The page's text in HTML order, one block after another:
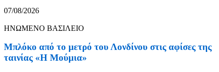
07/08/2026
ΗΝΩΜΕΝΟ ΒΑΣΙΛΕΙΟ
Μπλόκο από το μετρό του Λονδίνου στις αφίσες της
ταινίας «Η Μούμια»